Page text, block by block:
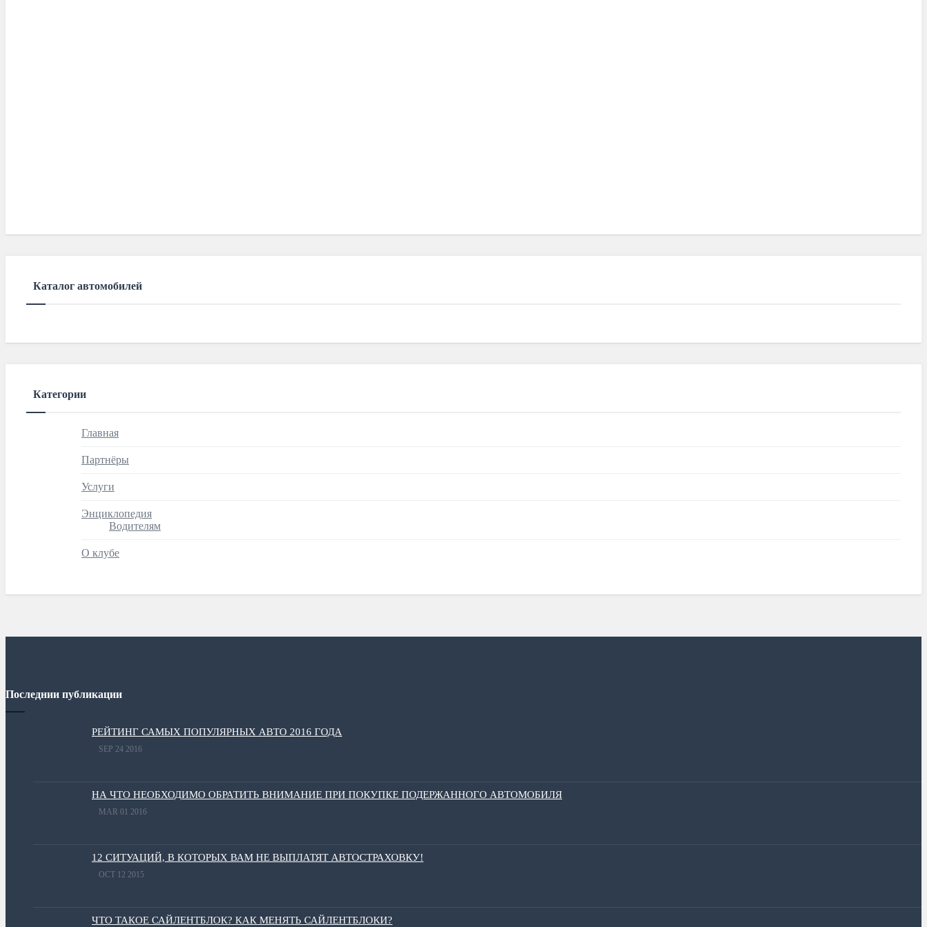
Каталог автомобилей
Категории
Главная
Партнёры
Услуги
Энциклопедия
Водителям
О клубе
Последнии публикации
РЕЙТИНГ САМЫХ ПОПУЛЯРНЫХ АВТО 2016 ГОДА
SEP 24 2016
НА ЧТО НЕОБХОДИМО ОБРАТИТЬ ВНИМАНИЕ ПРИ ПОКУПКЕ ПОДЕРЖАННОГО АВТОМОБИЛЯ
MAR 01 2016
12 СИТУАЦИЙ, В КОТОРЫХ ВАМ НЕ ВЫПЛАТЯТ АВТОСТРАХОВКУ!
OCT 12 2015
ЧТО ТАКОЕ САЙЛЕНТБЛОК? КАК МЕНЯТЬ САЙЛЕНТБЛОКИ?